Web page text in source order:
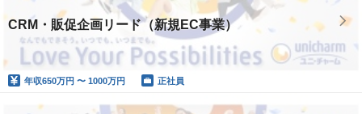
CRM・販促企画リード（新規EC事業）
年収650万円 〜 1000万円 正社員